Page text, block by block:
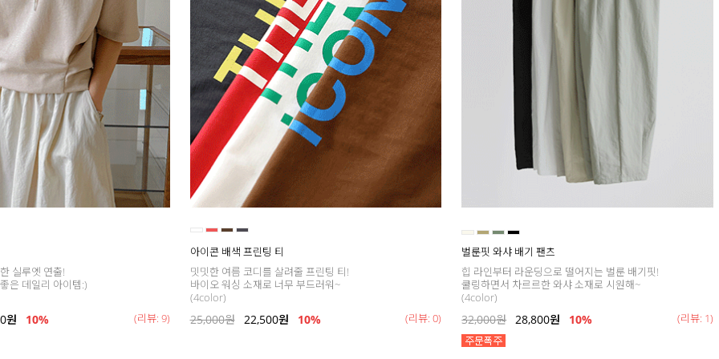
실루엣 연출!
은 데일리 아이템:)
원 10% (리뷰: 9)
아이콘 배색 프린팅 티
밋밋한 여름 코디를 살려줄 프린팅 티!
바이오 워싱 소재로 너무 부드러워~
(4color)
25,000원 22,500원 10% (리뷰: 0)
벌룬핏 와샤 배기 팬츠
힙 라인부터 라운딩으로 떨어지는 벌룬 배기핏!
쿨링하면서 차르르한 와샤 소재로 시원해~
(4color)
32,000원 28,800원 10% (리뷰: 1)